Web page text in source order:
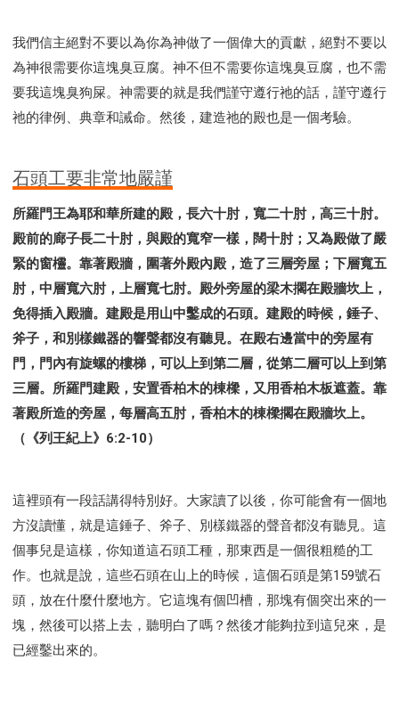
我們信主絕對不要以為你為神做了一個偉大的貢獻，絕對不要以
為神很需要你這塊臭豆腐。神不但不需要你這塊臭豆腐，也不需
要我這塊臭狗屎。神需要的就是我們謹守遵行祂的話，謹守遵行
祂的律例、典章和誡命。然後，建造祂的殿也是一個考驗。
石頭工要非常地嚴謹
所羅門王為耶和華所建的殿，長六十肘，寬二十肘，高三十肘。
殿前的廊子長二十肘，與殿的寬窄一樣，闊十肘；又為殿做了嚴
緊的窗欞。靠著殿牆，圍著外殿內殿，造了三層旁屋；下層寬五
肘，中層寬六肘，上層寬七肘。殿外旁屋的梁木擱在殿牆坎上，
免得插入殿牆。建殿是用山中鑿成的石頭。建殿的時候，錘子、
斧子，和別樣鐵器的響聲都沒有聽見。在殿右邊當中的旁屋有
門，門內有旋螺的樓梯，可以上到第二層，從第二層可以上到第
三層。所羅門建殿，安置香柏木的棟樑，又用香柏木板遮蓋。靠
著殿所造的旁屋，每層高五肘，香柏木的棟樑擱在殿牆坎上。
（《列王紀上》6:2-10）
這裡頭有一段話講得特別好。大家讀了以後，你可能會有一個地
方沒讀懂，就是這錘子、斧子、別樣鐵器的聲音都沒有聽見。這
個事兒是這樣，你知道這石頭工種，那東西是一個很粗糙的工
作。也就是說，這些石頭在山上的時候，這個石頭是第159號石
頭，放在什麼什麼地方。它這塊有個凹槽，那塊有個突出來的一
塊，然後可以搭上去，聽明白了嗎？然後才能夠拉到這兒來，是
已經鑿出來的。